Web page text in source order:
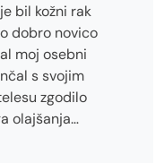
bil kožni rak
dobro novico
moj osebni
s svojim
zgodilo
olajšanja…